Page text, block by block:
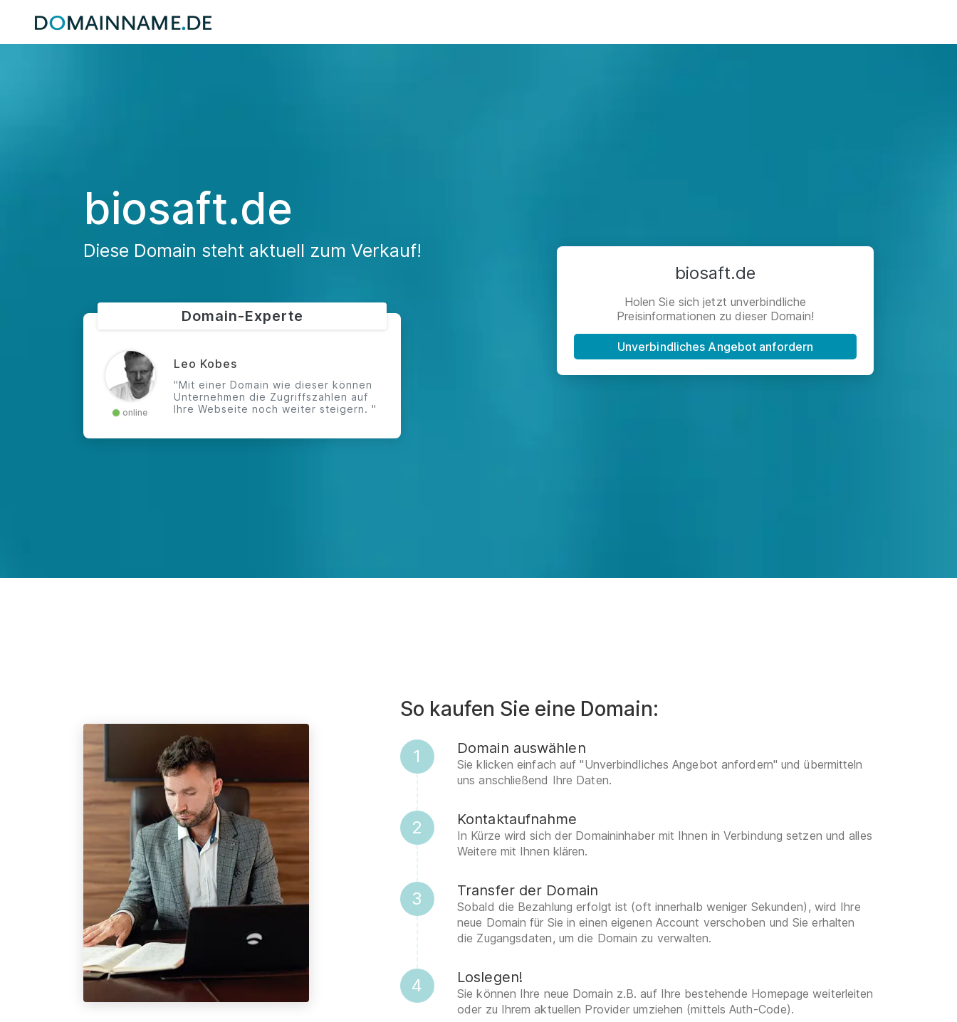
biosaft.de
Diese Domain steht aktuell zum Verkauf!
Domain-Experte
online
Leo Kobes
"Mit einer Domain wie dieser können
Unternehmen die Zugriffszahlen auf
Ihre Webseite noch weiter steigern. "
biosaft.de
Holen Sie sich jetzt unverbindliche
Preisinformationen zu dieser Domain!
Unverbindliches Angebot anfordern
So kaufen Sie eine Domain:
1 Domain auswählen
Sie klicken einfach auf "Unverbindliches Angebot anfordern" und übermitteln
uns anschließend Ihre Daten.
2 Kontaktaufnahme
In Kürze wird sich der Domaininhaber mit Ihnen in Verbindung setzen und alles
Weitere mit Ihnen klären.
3 Transfer der Domain
Sobald die Bezahlung erfolgt ist (oft innerhalb weniger Sekunden), wird Ihre
neue Domain für Sie in einen eigenen Account verschoben und Sie erhalten
die Zugangsdaten, um die Domain zu verwalten.
4 Loslegen!
Sie können Ihre neue Domain z.B. auf Ihre bestehende Homepage weiterleiten
oder zu Ihrem aktuellen Provider umziehen (mittels Auth-Code).